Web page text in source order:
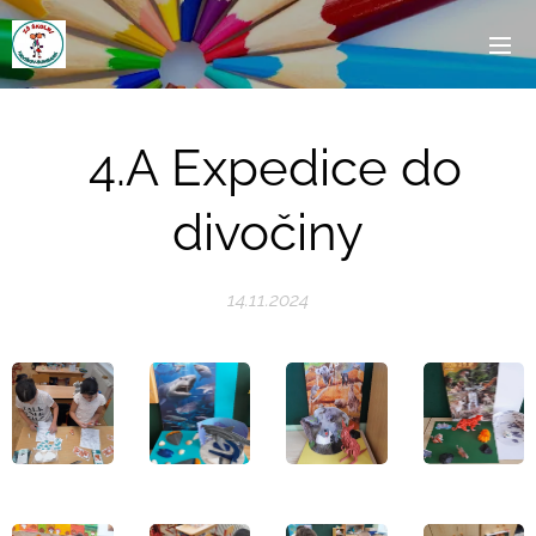
4.A Expedice do
divočiny
14.11.2024